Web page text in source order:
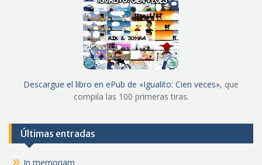
Descargue el libro en ePub de «Igualito: Cien veces», que
compila las 100 primeras tiras.
Últimas entradas
In memoriam